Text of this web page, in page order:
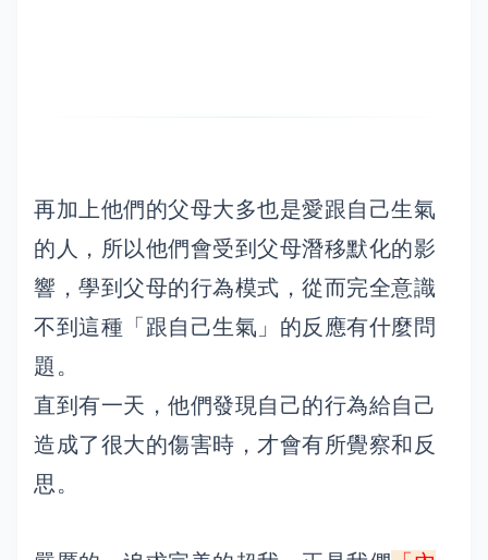
再加上他們的父母大多也是愛跟自己生氣
的人，所以他們會受到父母潛移默化的影
響，學到父母的行為模式，從而完全意識
不到這種「跟自己生氣」的反應有什麼問
題。
直到有一天，他們發現自己的行為給自己
造成了很大的傷害時，才會有所覺察和反
思。